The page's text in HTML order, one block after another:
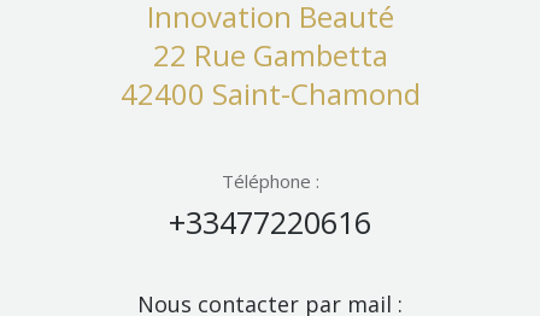
Innovation Beauté
22 Rue Gambetta
42400 Saint-Chamond
Téléphone :
+33477220616
Nous contacter par mail :